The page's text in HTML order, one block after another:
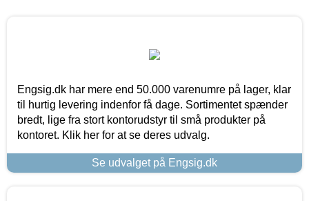
Engsig.dk har mere end 50.000 varenumre på lager, klar
til hurtig levering indenfor få dage. Sortimentet spænder
bredt, lige fra stort kontorudstyr til små produkter på
kontoret. Klik her for at se deres udvalg.
Se udvalget på Engsig.dk